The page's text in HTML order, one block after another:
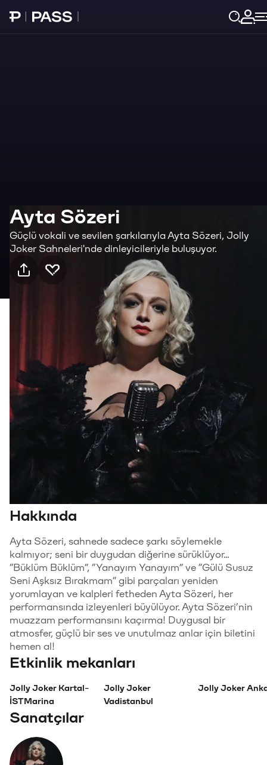
Paribu Pass Ana Sayfa
Ayta Sözeri
Güçlü vokali ve sevilen şarkılarıyla Ayta Sözeri, Jolly
Joker Sahneleri'nde dinleyicileriyle buluşuyor.
Pratik bilgiler
16 Eki Cuma · 21:00, Jolly Joker Kartal-
İSTMarina
Mekan Ulaşım
Kimler için uygun
Tür
Hakkında
Ayta Sözeri, sahnede sadece şarkı söylemekle
kalmıyor; seni bir duygudan diğerine sürüklüyor...
“Büklüm Büklüm”, “Yanayım Yanayım” ve “Gülü Susuz
Seni Aşksız Bırakmam” gibi parçaları yeniden
yorumlayan ve kalpleri fetheden Ayta Sözeri, her
performansında izleyenleri büyülüyor. Ayta Sözeri’nin
muazzam performansını kaçırma! Duygusal bir
atmosfer, güçlü bir ses ve unutulmaz anlar için biletini
hemen al!
Etkinlik mekanları
Jolly Joker Kartal-
İSTMarina
Jolly Joker
Vadistanbul
Jolly Joker
Sanatçılar